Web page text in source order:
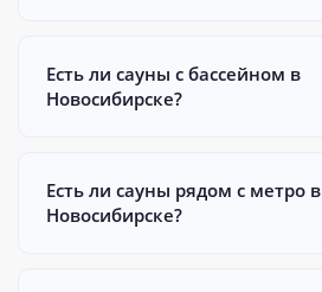
Есть ли сауны с бассейном в
Новосибирске?
Есть ли сауны рядом с метро в
Новосибирске?